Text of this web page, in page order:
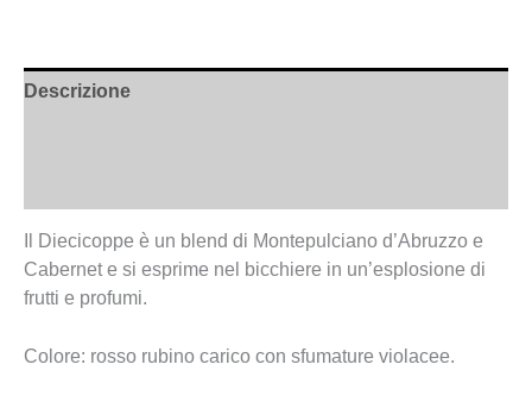
Descrizione
Il Diecicoppe è un blend di Montepulciano d’Abruzzo e
Cabernet e si esprime nel bicchiere in un’esplosione di
frutti e profumi.
Colore: rosso rubino carico con sfumature violacee.